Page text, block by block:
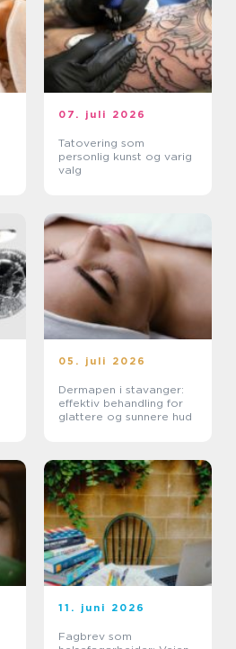
07. juli 2026
Tatovering som
personlig kunst og varig
valg
05. juli 2026
Dermapen i stavanger:
effektiv behandling for
glattere og sunnere hud
11. juni 2026
Fagbrev som